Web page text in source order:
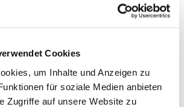
Cookies
um Inhalte und Anzeigen zu
für soziale Medien anbieten
Zugriffe auf unsere Website zu